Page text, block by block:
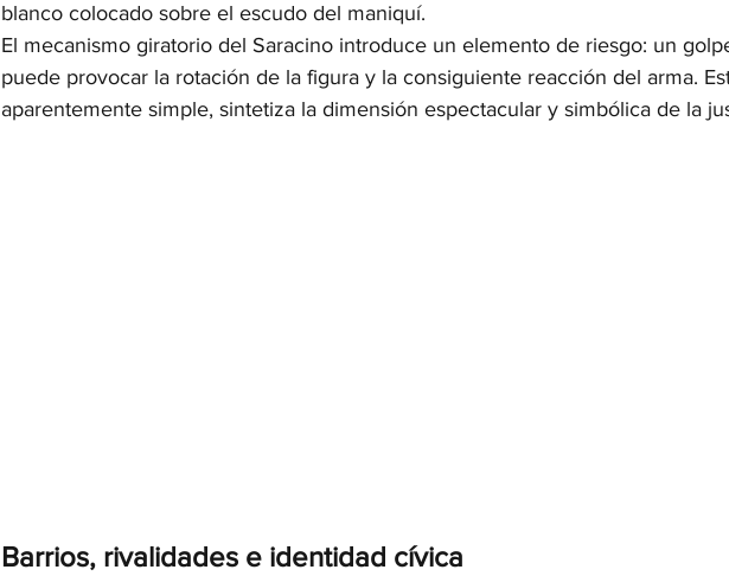
blanco colocado sobre el escudo del maniquí.
El mecanismo giratorio del Saracino introduce un elemento de riesgo: un
puede provocar la rotación de la figura y la consiguiente reacción del arma.
aparentemente simple, sintetiza la dimensión espectacular y simbólica de la
Barrios, rivalidades e identidad cívica